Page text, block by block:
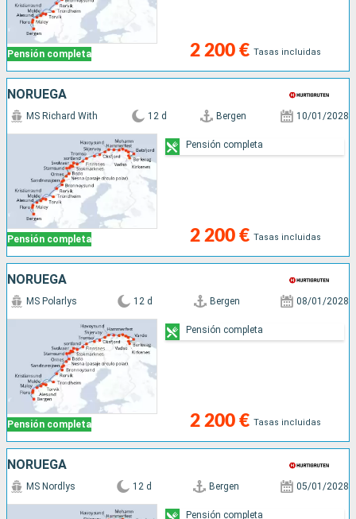
Pensión completa 2 200 € Tasas incluidas
NORUEGA
Pensión completa
MS Richard With 12 d Bergen 10/01/2028
2 200 € Tasas incluidas
Pensión completa
NORUEGA
Pensión completa
MS Polarlys 12 d Bergen 08/01/2028
2 200 € Tasas incluidas
Pensión completa
NORUEGA
MS Nordlys 12 d Bergen 05/01/2028
Pensión completa